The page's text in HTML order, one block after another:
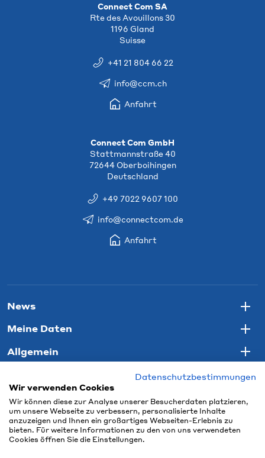
Connect Com SA
Rte des Avouillons 30
1196 Gland
Suisse
+41 21 804 66 22
info@ccm.ch
Anfahrt
Connect Com GmbH
Stattmannstraße 40
72644 Oberboihingen
Deutschland
+49 7022 9607 100
info@connectcom.de
Anfahrt
News
Meine Daten
Allgemein
Datenschutzbestimmungen
Wir verwenden Cookies
Wir können diese zur Analyse unserer Besucherdaten platzieren,
um unsere Webseite zu verbessern, personalisierte Inhalte
anzuzeigen und Ihnen ein großartiges Webseiten-Erlebnis zu
bieten. Für weitere Informationen zu den von uns verwendeten
Cookies öffnen Sie die Einstellungen.